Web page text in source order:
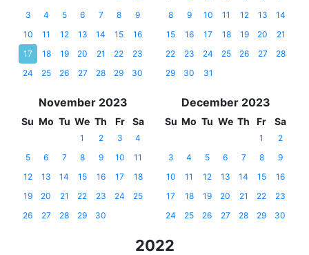
3
4 5 6 7 8
9
10
11 12 13 14 15
16
17
18 19 20 21 22
23
24
25 26 27 28 29 30
8
9 10 11 12 13
14
15
16 17 18 19 20
21
22
23 24 25 26 27
28
29
30 31
November 2023
Su Mo Tu We Th Fr Sa
1 2 3
4
5
6 7 8 9 10
11
12
13 14 15 16 17
18
19
20 21 22 23 24
25
26
27 28 29 30
December 2023
Su Mo Tu We Th Fr Sa
1
2
3
4 5 6 7 8
9
10
11 12 13 14 15
16
17
18 19 20 21 22
23
24
25 26 27 28 29 30
2022